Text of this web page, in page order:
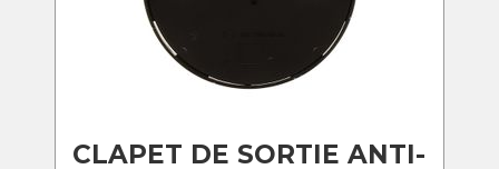
CLAPET DE SORTIE ANTI-